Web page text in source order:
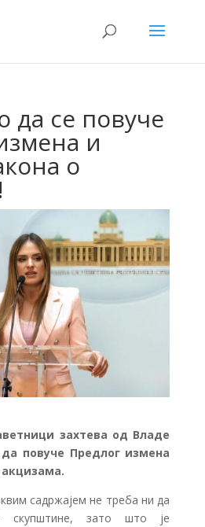
да се повуче
и
о
захтева од Владе
да повуче Предлог измена
садржајем не треба ни да
скупштине, зато што је